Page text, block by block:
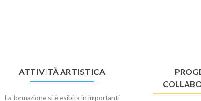
ATTIVITÀ ARTISTICA
La formazione si è esibita in importanti